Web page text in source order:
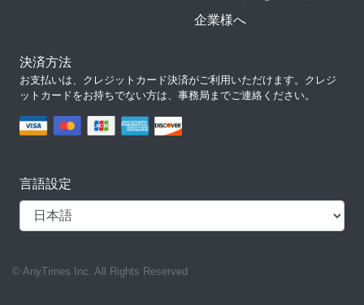
企業様へ
決済方法
お支払いは、クレジットカード決済がご利用いただけます。クレジ
ットカードをお持ちでない方は、事務局までご連絡ください。
言語設定
© AnyTimes Inc. All Rights Reserved